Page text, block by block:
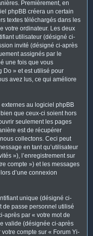
Premièrement, en
phpBB créera un certain
textes téléchargés dans les
votre ordinateur. Les deux
utilisateur (désigné ci-
invité (désigné ci-après
assignés par le
une fois que vous
Do » et est utilisé pour
avez lus, ce qui améliore
au logiciel phpBB
que ceux-ci soient hors
seulement les pages
est de récupérer
collectons. Ceci peut
en tant qu’utilisateur
»), l’enregistrement sur
compte ») et les messages
d’une connexion
unique (désigné ci-
de passe personnel utilisé
après par « votre mot de
valide (désignée ci-après
compte sur « Forum Yi-